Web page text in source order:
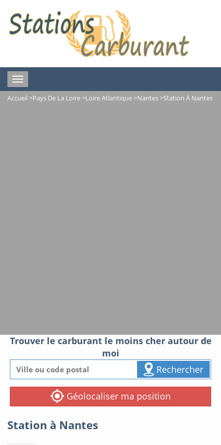
Toggle
navigation
Accueil >Pays De La Loire>Loire Atlantique>Nantes>Station À Nantes
Trouver le carburant le moins cher autour de
moi
Rechercher
Géolocaliser ma position
Station à Nantes